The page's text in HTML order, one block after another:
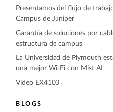
Presentamos del flujo de
Campus de Juniper
Garantía de soluciones por
estructura de campus
La Universidad de Plymouth
una mejor Wi-Fi con Mist AI
Vídeo EX4100
BLOGS